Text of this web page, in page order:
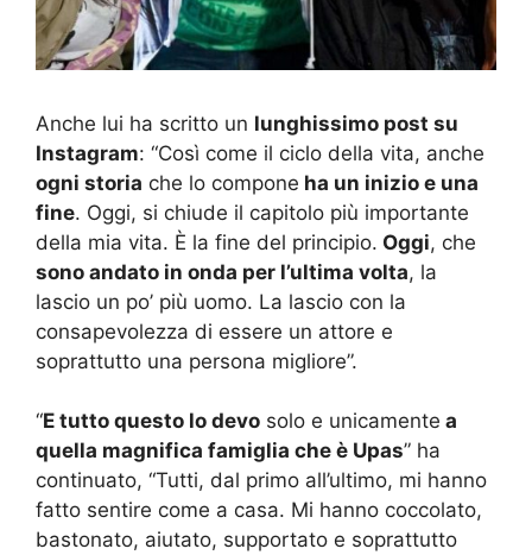
Anche lui ha scritto un lunghissimo post su
Instagram: “Così come il ciclo della vita, anche
ogni storia che lo compone ha un inizio e una
fine. Oggi, si chiude il capitolo più importante
della mia vita. È la fine del principio. Oggi, che
sono andato in onda per l’ultima volta, la
lascio un po’ più uomo. La lascio con la
consapevolezza di essere un attore e
soprattutto una persona migliore”.
“E tutto questo lo devo solo e unicamente a
quella magnifica famiglia che è Upas” ha
continuato, “Tutti, dal primo all’ultimo, mi hanno
fatto sentire come a casa. Mi hanno coccolato,
bastonato, aiutato, supportato e soprattutto